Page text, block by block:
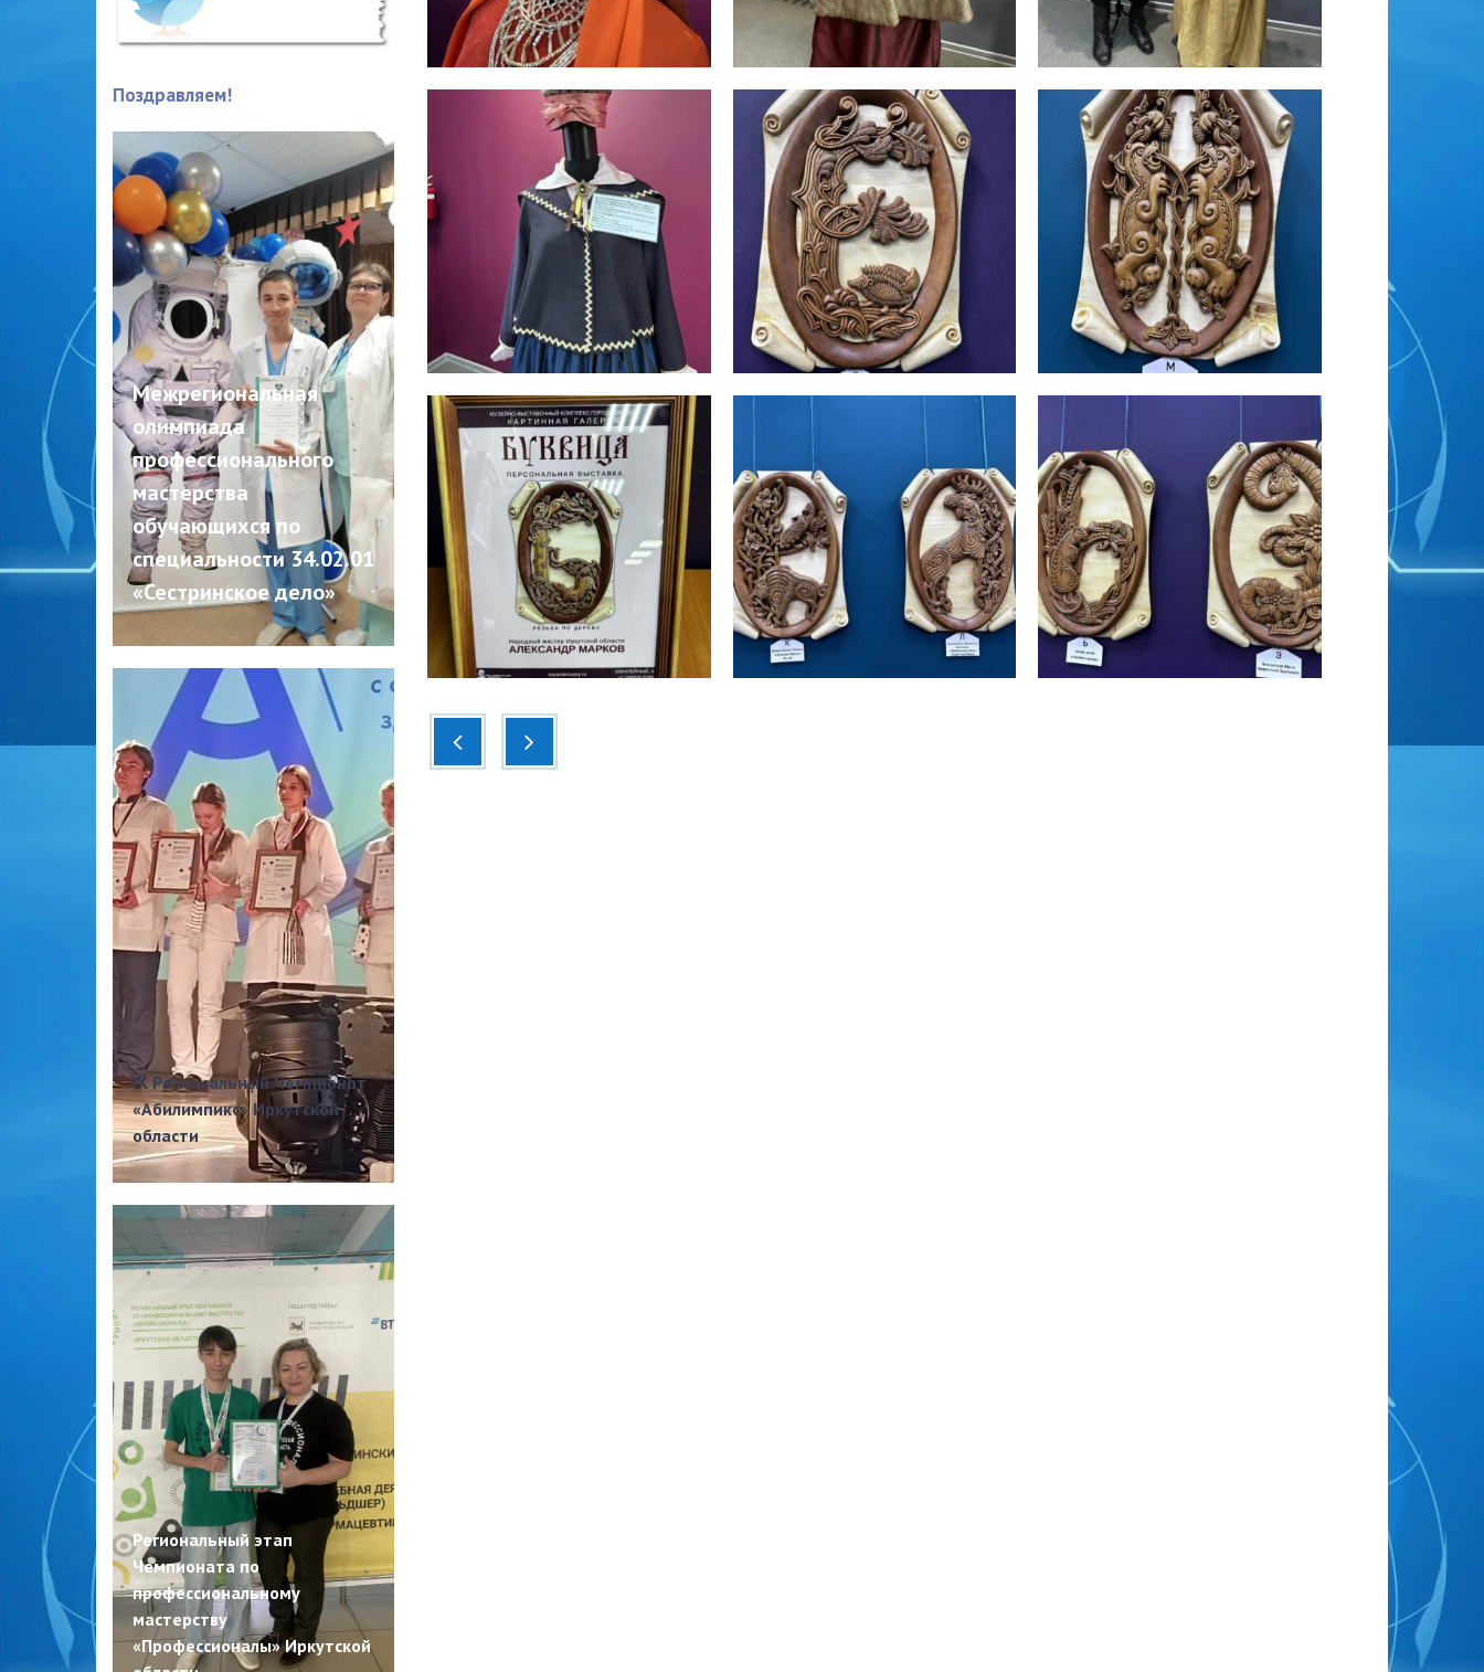
Поздравляем!
Межрегиональная
олимпиада
профессионального
мастерства
обучающихся по
специальности 34.02.01
«Сестринское дело»
IX Региональный Чемпионат
«Абилимпикс» Иркутской
области
Региональный этап
Чемпионата по
профессиональному
мастерству
«Профессионалы» Иркутской